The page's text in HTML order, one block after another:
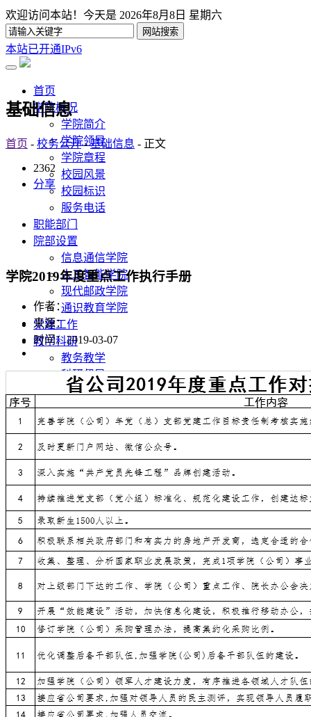
欢迎访问本站！今天是 2026年8月8日 星期六
本站已开通IPv6
首页
学院概况
学院简介
学院领导
学院章程
校园风景
校园标识
服务电话
职能部门
院部设置
信息通信学院
人工智能学院
现代邮政学院
通识教育学院
党建工作
教学科研
教务教学
科研督导
招生就业
招生网
就业网
校友网
培训教育
成人教育
基础信息
首页 - 校务公开-基础信息 - 正文
2362
分享
学院2019年度重点工作执行手册
作者：
来源：
时间：2019-03-07